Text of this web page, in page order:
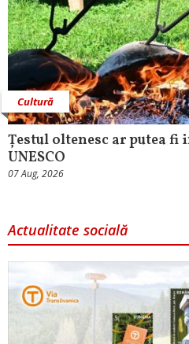
Cultură
Țestul oltenesc ar putea
UNESCO
07 Aug, 2026
Actualitate socială